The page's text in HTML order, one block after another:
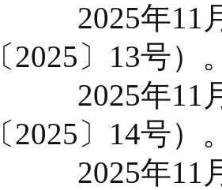
2025年11月
〔2025〕13号）
2025年11月
〔2025〕14号）
2025年11月